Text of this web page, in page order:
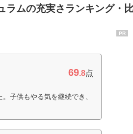
ラムの充実さランキング・
69.8点
子供もやる気を継続でき、
PR